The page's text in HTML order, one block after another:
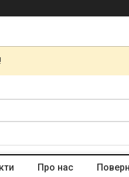
Про нас